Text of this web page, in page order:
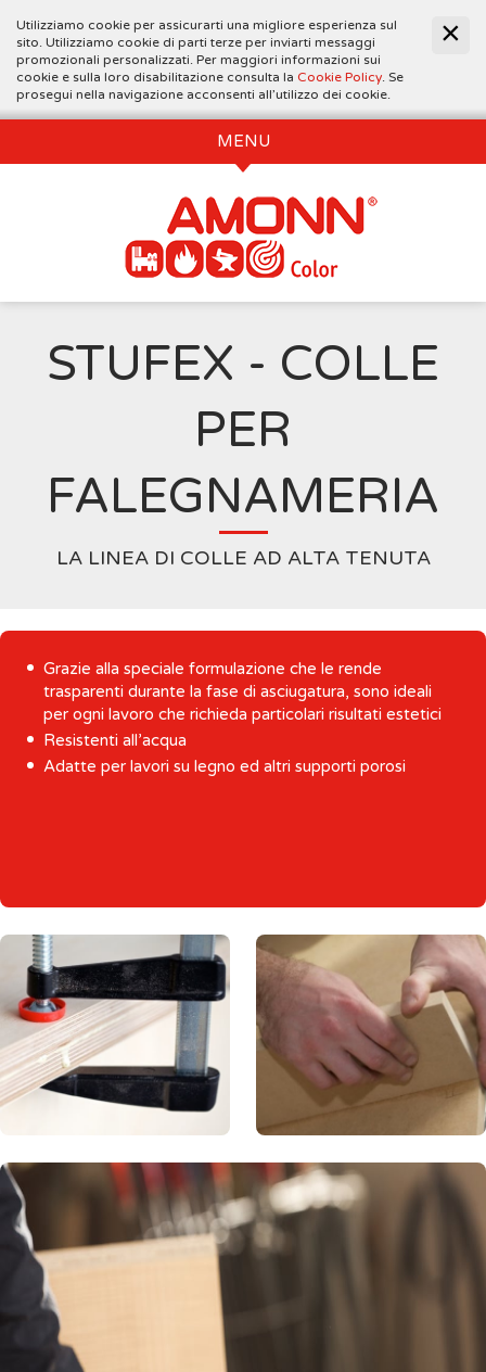
Utilizziamo cookie per assicurarti una migliore esperienza sul
sito. Utilizziamo cookie di parti terze per inviarti messaggi
promozionali personalizzati. Per maggiori informazioni sui
cookie e sulla loro disabilitazione consulta la Cookie Policy. Se
prosegui nella navigazione acconsenti all’utilizzo dei cookie.
MENU
STUFEX - COLLE
PER
FALEGNAMERIA
LA LINEA DI COLLE AD ALTA TENUTA
Grazie alla speciale formulazione che le rende
trasparenti durante la fase di asciugatura, sono ideali
per ogni lavoro che richieda particolari risultati estetici
Resistenti all’acqua
Adatte per lavori su legno ed altri supporti porosi